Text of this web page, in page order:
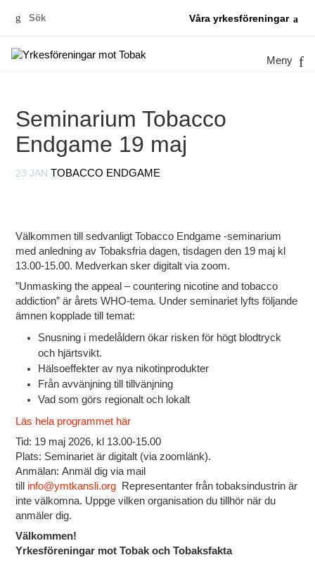
Sök
Våra yrkesföreningar
Meny
Seminarium Tobacco
Endgame 19 maj
23 JAN TOBACCO ENDGAME
Välkommen till sedvanligt Tobacco Endgame -seminarium
med anledning av Tobaksfria dagen, tisdagen den 19 maj kl
13.00-15.00. Medverkan sker digitalt via zoom.
”Unmasking the appeal – countering nicotine and tobacco
addiction” är årets WHO-tema. Under seminariet lyfts följande
ämnen kopplade till temat:
Snusning i medelåldern ökar risken för högt blodtryck
och hjärtsvikt.
Hälsoeffekter av nya nikotinprodukter
Från avvänjning till tillvänjning
Vad som görs regionalt och lokalt
Läs hela programmet här
Tid: 19 maj 2026, kl 13.00-15.00
Plats: Seminariet är digitalt (via zoomlänk).
Anmälan:Anmäl dig via mail
till info@ymtkansli.org
Representanter från tobaksindustrin är
inte välkomna. Uppge vilken organisation du tillhör när du
anmäler dig.
Välkommen!
Yrkesföreningar mot Tobak och Tobaksfakta